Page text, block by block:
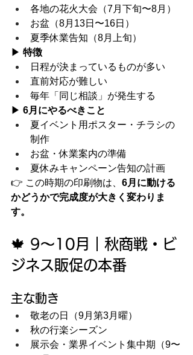
各地の花火大会（7月下旬〜8月）
お盆（8月13日〜16日）
夏季休業告知（8月上旬）
▶ 特徴
日程が決まっているものが多い
直前対応が難しい
毎年「同じ相談」が発生する
▶ 6月にやるべきこと
夏イベント用ポスター・チラシの
制作
お盆・休業案内の準備
夏休みキャンペーン告知の計画
👉 この時期の印刷物は、 6月に動ける
かどうかで完成度が大きく変わりま
す。
🍁 9〜10月｜秋商戦・ビ
ジネス販促の本番
主な動き
敬老の日（9月第3月曜）
秋の行楽シーズン
展示会・業界イベント集中期（9〜